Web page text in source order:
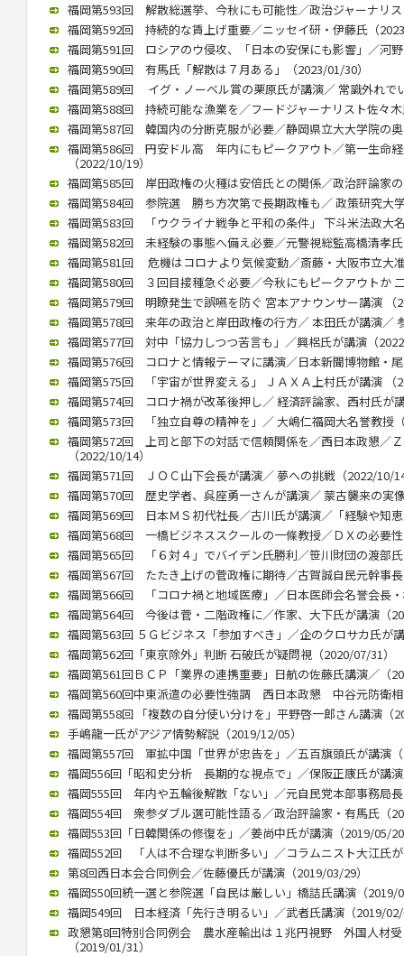
福岡第593回 解散総選挙、今秋にも可能性／政治ジャーナリ
福岡第592回 持続的な賃上げ重要／ニッセイ研・伊藤氏（
福岡第591回 ロシアのウ侵攻、「日本の安保にも影響」／河
福岡第590回 有馬氏「解散は７月ある」（2023/01/30）
福岡第589回 イグ・ノーベル賞の栗原氏が講演／ 常識外れで
福岡第588回 持続可能な漁業を／フードジャーナリスト佐々
福岡第587回 韓国内の分断克服が必要／静岡県立大大学院の
福岡第586回 円安ドル高 年内にもピークアウト／第一生命
（2022/10/19）
福岡第585回 岸田政権の火種は安倍氏との関係／政治評論家
福岡第584回 参院選 勝ち方次第で長期政権も／ 政策研究大
福岡第583回 「ウクライナ戦争と平和の条件」 下斗米法政大
福岡第582回 未経験の事態へ備え必要／元警視総監高橋清孝
福岡第581回 危機はコロナより気候変動／斎藤・大阪市立大
福岡第580回 ３回目接種急ぐ必要／今秋にもピークアウトか
福岡第579回 明瞭発生で誤嚥を防ぐ 宮本アナウンサー講演 （
福岡第578回 来年の政治と岸田政権の行方／ 本田氏が講演／
福岡第577回 対中「協力しつつ苦言も」／興梠氏が講演（
福岡第576回 コロナと情報テーマに講演／日本新聞博物館・
福岡第575回 「宇宙が世界変える」 ＪＡＸＡ上村氏が講演 （
福岡第574回 コロナ禍が改革後押し／ 経済評論家、西村氏が
福岡第573回 「独立自尊の精神を」／ 大嶋仁福岡大名誉教授
福岡第572回 上司と部下の対話で信頼関係を／西日本政懇／
（2022/10/14）
福岡第571回 ＪＯＣ山下会長が講演／ 夢への挑戦（2022/10/
福岡第570回 歴史学者、呉座勇一さんが講演／ 蒙古襲来の実
福岡第569回 日本ＭＳ初代社長／古川氏が講演／「経験や知
福岡第568回 一橋ビジネススクールの一條教授／ＤＸの必要
福岡第565回 「６対４」でバイデン氏勝利／笹川財団の渡部
福岡第567回 たたき上げの菅政権に期待／古賀誠自民元幹事
福岡第566回 「コロナ禍と地域医療」／日本医師会名誉会長
福岡第564回 今後は菅・二階政権に／作家、大下氏が講演（
福岡第563回 ５Ｇビジネス「参加すべき」／企のクロサカ氏が
福岡第562回「東京除外」判断 石破氏が疑問視（2020/07/31）
福岡第561回ＢＣＰ「業界の連携重要」日航の佐藤氏講演／（
福岡第560回中東派遣の必要性強調 西日本政懇 中谷元防衛
福岡第558回 「複数の自分使い分けを」平野啓一郎さん講演（
手嶋龍一氏がアジア情勢解説（2019/12/05）
福岡第557回 軍拡中国「世界が忠告を」／五百旗頭氏が講演
福岡556回「昭和史分析 長期的な視点で」／保阪正康氏が講
福岡555回 年内や五輪後解散「ない」／元自民党本部事務局
福岡554回 衆参ダブル選可能性語る／政治評論家・有馬氏（
福岡553回「日韓関係の修復を」／姜尚中氏が講演（2019/05/
福岡552回 「人は不合理な判断多い」／コラムニスト大江氏
第8回西日本会合同例会／佐藤優氏が講演（2019/03/29）
福岡550回統一選と参院選「自民は厳しい」橋詰氏講演（2019/
福岡549回 日本経済「先行き明るい」／武者氏講演（2019/
政懇第8回特別合同例会 農水産輸出は１兆円視野 外国人材受
（2019/01/31）